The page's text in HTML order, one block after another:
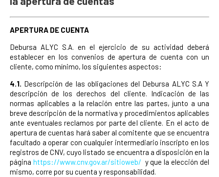
APERTURA DE CUENTA
Debursa ALYC S.A. en el ejercicio de su actividad deberá
establecer en los convenios de apertura de cuenta con un
cliente, como mínimo, los siguientes aspectos:
4.1. Descripción de las obligaciones del Debursa ALYC S.A Y
descripción de los derechos del cliente. Indicación de las
normas aplicables a la relación entre las partes, junto a una
breve descripción de la normativa y procedimientos aplicables
ante eventuales reclamos por parte del cliente. En el acto de
apertura de cuentas hará saber al comitente que se encuentra
facultado a operar con cualquier intermediario inscripto en los
registros de CNV, cuyo listado se encuentra a disposición en la
página https://www.cnv.gov.ar/sitioweb/ y que la elección del
mismo, corre por su cuenta y responsabilidad.